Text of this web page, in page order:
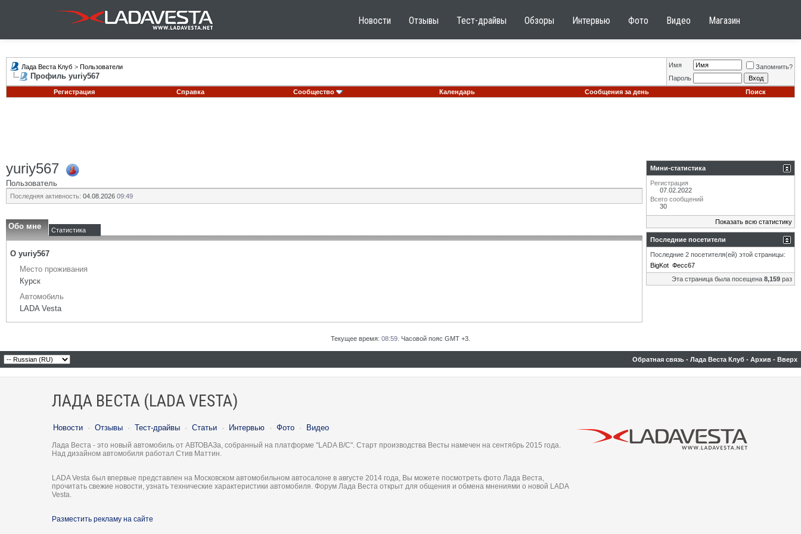
Новости Отзывы Тест-драйвы Обзоры Интервью Фото Видео Магазин
Лада Веста Клуб > Пользователи
Профиль yuriy567
Имя
Запомнить?
Пароль
Регистрация
Справка Сообщество Календарь Сообщения за день Поиск
yuriy567
Пользователь
Последняя активность: 04.08.2026 09:49
Обо мне Статистика
О yuriy567
Место проживания
Курск
Автомобиль
LADA Vesta
Мини-статистика
Регистрация
07.02.2022
Всего сообщений
30
Показать всю статистику
Последние посетители
Последние 2 посетителя(ей) этой страницы:
BigKot Фесс67
Эта страница была посещена 8,159 раз
Текущее время: 08:59 . Часовой пояс GMT +3.
Обратная связь - Лада Веста Клуб - Архив - Вверх
ЛАДА ВЕСТА (LADA VESTA)
Новости · Отзывы · Тест-драйвы · Статьи · Интервью · Фото · Видео
Лада Веста - это новый автомобиль от АВТОВАЗа, собранный на платформе "LADA B/C". Старт производства Весты намечен на сентябрь 2015 года.
Над дизайном автомобиля работал Стив Маттин.
LADA Vesta был впервые представлен на Московском автомобильном автосалоне в августе 2014 года, Вы можете посмотреть фото Лада Веста,
прочитать свежие новости, узнать технические характеристики автомобиля. Форум Лада Веста открыт для общения и обмена мнениями о новой LADA
Vesta.
Разместить рекламу на сайте